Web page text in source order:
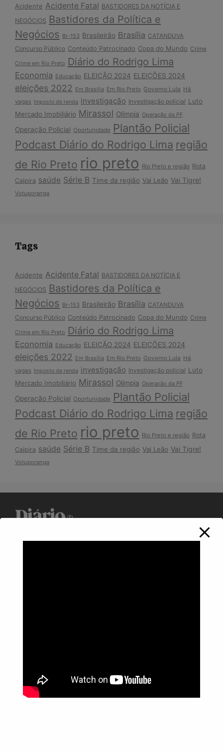
Acidente Acidente Fatal BASTIDORES DA NOTÍCIA E
NEGÓCIOS Bastidores da Política e
Negócios Br-153 Brasileirão Brasília CATANDUVA
Concurso Público Conteúdo Patrocinado Copa do Mundo Crime
Crime em Rio Preto Diário do Rodrigo Lima
Economia Educação ELEIÇÃO 2024 ELEIÇÕES 2024
eleições 2022 Em Brasília Em Rio Preto Governo Lula Há
vagas Imposto de renda investigação Investigação policial Luto
Mercado Imobiliário Mirassol Olímpia Operação da PF
Operação Policial Oportunidade Plantão Policial
Podcast Diário do Rodrigo Lima região
de Rio Preto rio preto Rio Preto e região Rota
Caipira saúde Série B Time da região Vai Leão Vai Tigre!
Votuporanga
Tags
Acidente Acidente Fatal BASTIDORES DA NOTÍCIA E
NEGÓCIOS Bastidores da Política e
Negócios Br-153 Brasileirão Brasília CATANDUVA
Concurso Público Conteúdo Patrocinado Copa do Mundo Crime
Crime em Rio Preto Diário do Rodrigo Lima
Economia Educação ELEIÇÃO 2024 ELEIÇÕES 2024
eleições 2022 Em Brasília Em Rio Preto Governo Lula Há
vagas Imposto de renda investigação Investigação policial Luto
Mercado Imobiliário Mirassol Olímpia Operação da PF
Operação Policial Oportunidade Plantão Policial
Podcast Diário do Rodrigo Lima região
de Rio Preto rio preto Rio Preto e região Rota
Caipira saúde Série B Time da região Vai Leão Vai Tigre!
Votuporanga
WhatsApp: (17) 99268-0565